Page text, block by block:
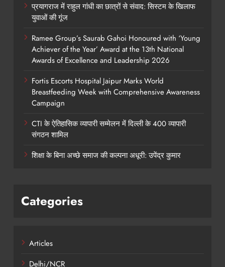
प्रयागराज में राहुल गांधी का छात्रों से संवाद: सिस्टम के खिलाफ
युवाओं की गूंज
Ramee Group’s Saurab Gahoi Honoured with ‘Young
Achiever of the Year’ Award at the 13th National
Awards of Excellence and Leadership 2026
Fortis Escorts Hospital Jaipur Marks World
Breastfeeding Week with Comprehensive Awareness
Campaign
CTI के ऐतिहासिक व्यापारी सम्मेलन में दिल्ली के 400 व्यापारी
संगठन शामिल
शिक्षा के बिना अच्छे समाज की कल्पना अधूरी: उपेंद्र कुमार
Categories
Articles
Delhi/NCR